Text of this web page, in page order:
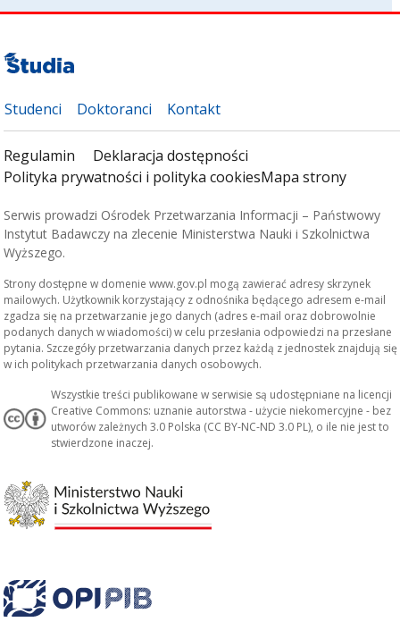
Studenci Doktoranci Kontakt
Regulamin
Deklaracja dostępności
Polityka prywatności i polityka cookiesMapa strony
Serwis prowadzi Ośrodek Przetwarzania Informacji – Państwowy
Instytut Badawczy na zlecenie Ministerstwa Nauki i Szkolnictwa
Wyższego.
Strony dostępne w domenie www.gov.pl mogą zawierać adresy skrzynek
mailowych. Użytkownik korzystający z odnośnika będącego adresem e-mail
zgadza się na przetwarzanie jego danych (adres e-mail oraz dobrowolnie
podanych danych w wiadomości) w celu przesłania odpowiedzi na przesłane
pytania. Szczegóły przetwarzania danych przez każdą z jednostek znajdują się
w ich politykach przetwarzania danych osobowych.
Wszystkie treści publikowane w serwisie są udostępniane na licencji
Creative Commons: uznanie autorstwa - użycie niekomercyjne - bez
utworów zależnych 3.0 Polska (CC BY-NC-ND 3.0 PL), o ile nie jest to
stwierdzone inaczej.